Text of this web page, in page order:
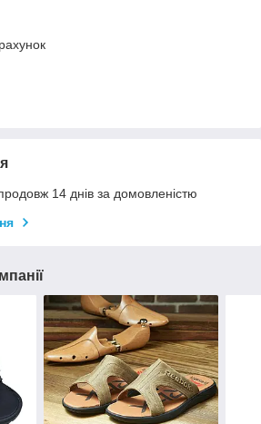
14 днів за домовленістю